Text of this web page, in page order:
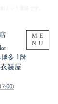
店
ME
NU
博多 1階
装屋